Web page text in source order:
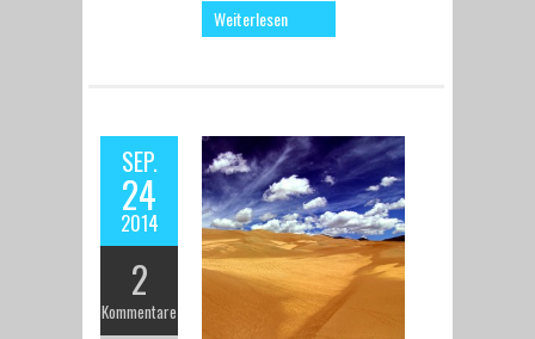
Weiterlesen
SEP.
24
2014
2
Kommentare